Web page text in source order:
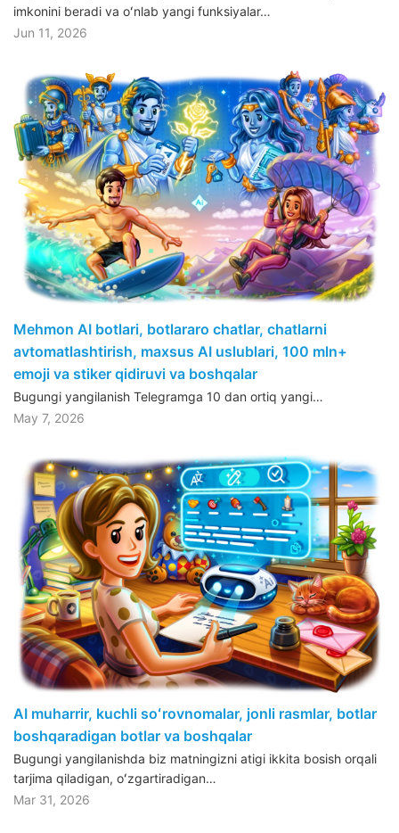
imkonini beradi va oʻnlab yangi funksiyalar…
Jun 11, 2026
Mehmon AI botlari, botlararo chatlar, chatlarni
avtomatlashtirish, maxsus AI uslublari, 100 mln+
emoji va stiker qidiruvi va boshqalar
Bugungi yangilanish Telegramga 10 dan ortiq yangi…
May 7, 2026
AI muharrir, kuchli soʻrovnomalar, jonli rasmlar, botlar
boshqaradigan botlar va boshqalar
Bugungi yangilanishda biz matningizni atigi ikkita bosish orqali
tarjima qiladigan, oʻzgartiradigan…
Mar 31, 2026